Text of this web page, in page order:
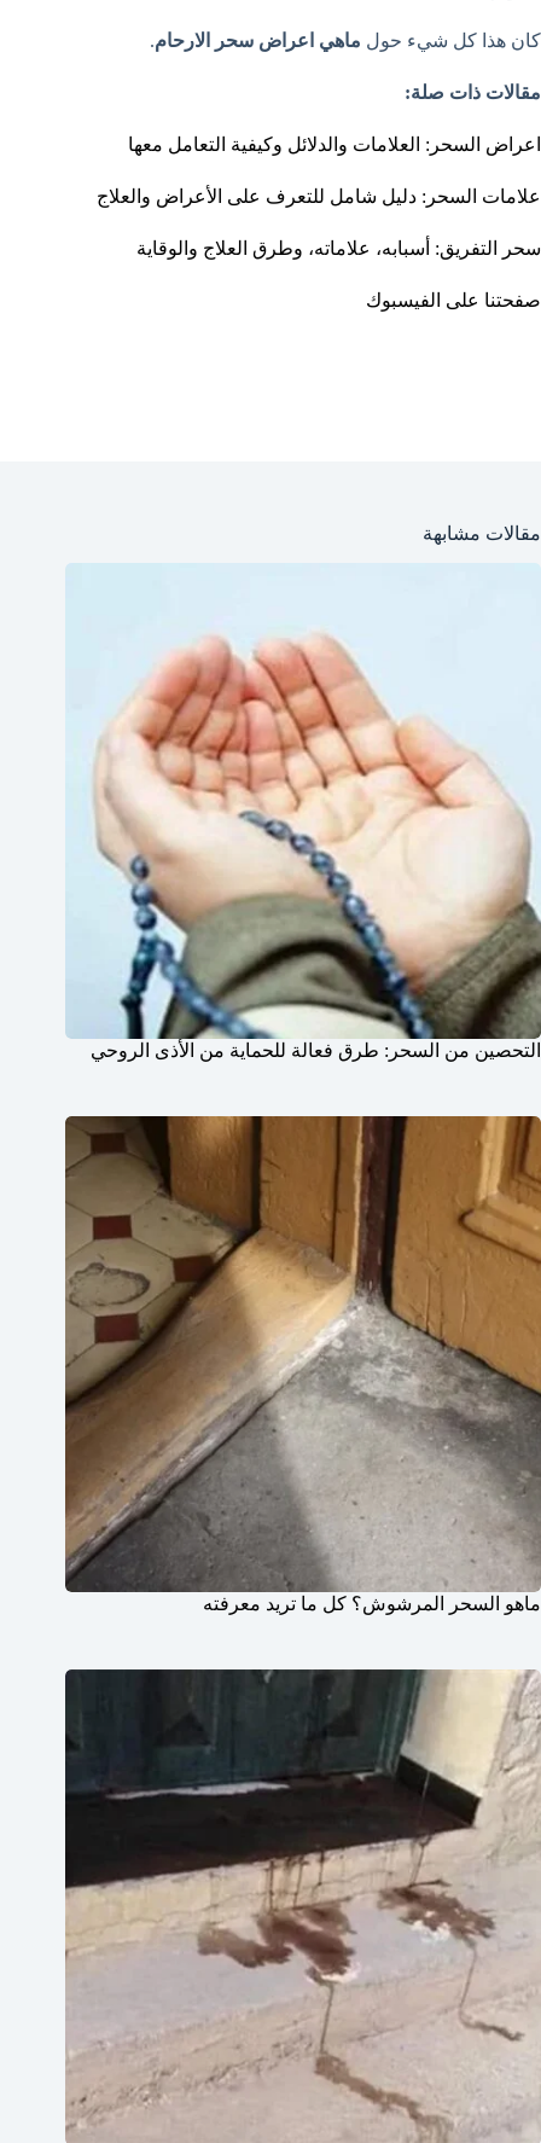
كان هذا كل شيء حول ماهي اعراض سحر الارحام.
مقالات ذات صلة:
اعراض السحر: العلامات والدلائل وكيفية التعامل معها
علامات السحر: دليل شامل للتعرف على الأعراض والعلاج
سحر التفريق: أسبابه، علاماته، وطرق العلاج والوقاية
صفحتنا على الفيسبوك
مقالات مشابهة
التحصين من السحر: طرق فعالة للحماية من الأذى الروحي
ماهو السحر المرشوش؟ كل ما تريد معرفته